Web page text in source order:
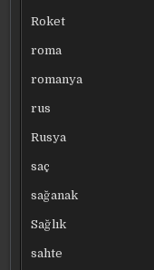
Roket
roma
romanya
rus
Rusya
saç
sağanak
Sağlık
sahte